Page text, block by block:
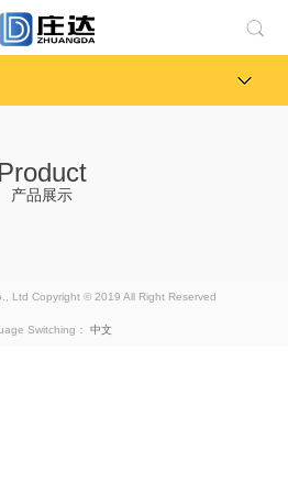
Product
产品展示
Ltd Copyright © 2019 All Right Reserved
Switching： 中文